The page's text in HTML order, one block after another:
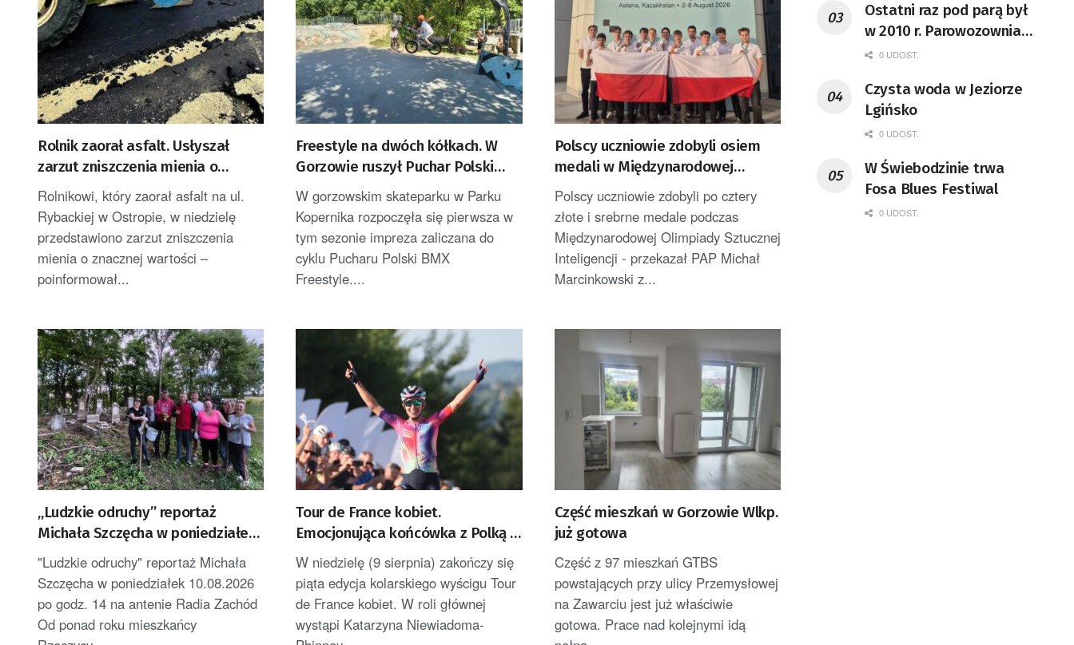
Rolnik zaorał asfalt. Usłyszał
zarzut zniszczenia mienia o
znacznej wartości
Rolnikowi, który zaorał asfalt na ul.
Rybackiej w Ostropie, w niedzielę
przedstawiono zarzut zniszczenia
mienia o znacznej wartości –
poinformował...
Freestyle na dwóch kółkach. W
Gorzowie ruszył Puchar Polski
BMX
W gorzowskim skateparku w Parku
Kopernika rozpoczęła się pierwsza w
tym sezonie impreza zaliczana do
cyklu Pucharu Polski BMX
Freestyle....
Polscy uczniowie zdobyli osiem
medali w Międzynarodowej
Olimpiadzie Sztucznej Inteligencji
Polscy uczniowie zdobyli po cztery
złote i srebrne medale podczas
Międzynarodowej Olimpiady Sztucznej
Inteligencji - przekazał PAP Michał
Marcinkowski z...
„Ludzkie odruchy” reportaż
Michała Szczęcha w poniedziałek
po godz. 14
"Ludzkie odruchy" reportaż Michała
Szczęcha w poniedziałek 10.08.2026
po godz. 14 na antenie Radia Zachód
Od ponad roku mieszkańcy
Tour de France kobiet.
Emocjonująca końcówka z Polką w
roli głównej
W niedzielę (9 sierpnia) zakończy się
piąta edycja kolarskiego wyścigu Tour
de France kobiet. W roli głównej
wystąpi Katarzyna Niewiadoma-
Część mieszkań w Gorzowie Wlkp.
już gotowa
Część z 97 mieszkań GTBS
powstających przy ulicy Przemysłowej
na Zawarciu jest już właściwie
gotowa. Prace nad kolejnymi idą
Ostatni raz pod parą był
w 2010 r. Parowozownia
Wolsztyn rozpocznie
65
0 UDOST.
Czysta woda w Jeziorze
Lgińsko
0 UDOST.
W Świebodzinie trwa
Fosa Blues Festiwal
0 UDOST.